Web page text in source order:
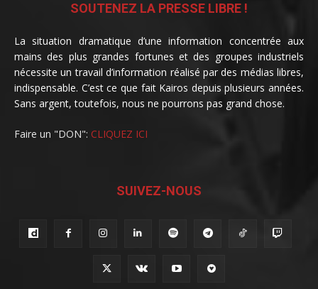
SOUTENEZ LA PRESSE LIBRE !
La situation dramatique d’une information concentrée aux
mains des plus grandes fortunes et des groupes industriels
nécessite un travail d’information réalisé par des médias libres,
indispensable. C’est ce que fait Kairos depuis plusieurs années.
Sans argent, toutefois, nous ne pourrons pas grand chose.
Faire un "DON": CLIQUEZ ICI
SUIVEZ-NOUS